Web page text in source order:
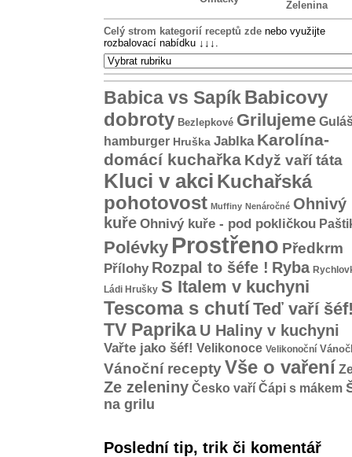
Zelenina
Celý strom kategorií receptů zde nebo využijte
rozbalovací nabídku ↓↓↓
Babica vs Sapík Babicovy
dobroty Bezlepkové Grilujeme
hamburger Hruška Jablka Karolína-
domácí kuchařka Když vaří táta
Kluci v akci Kuchařská
pohotovost Muffiny Nenáročné Ohnivý
kuře Ohnivý kuře - pod pokličkou
Polévky Prostřeno Předkrm
Přílohy Rozpal to šéfe ! Ryba
Ládi Hrušky S Italem v kuchyni
Tescoma s chutíTeď vaří šéf!
TV Paprika U Haliny v kuchyni
Vařte jako šéf! Velikonoce Velikonoční
Vánoční receptyVše o vaření
Ze zeleniny Česko vaří Čápi s mákem
na grilu
Poslední tip, trik či komentář